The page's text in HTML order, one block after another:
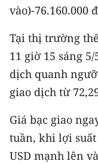
CHUYÊN ĐỀ
CÁC CHUYÊN
VỀ BÁO NHÂN DÂN
NHÂN DÂN CUỐI
vào)-76.160.000
Tại thị trường
11 giờ 15 sáng
dịch quanh
giao dịch từ
Giá bạc giao
tuần, khi lợi
USD mạnh lên